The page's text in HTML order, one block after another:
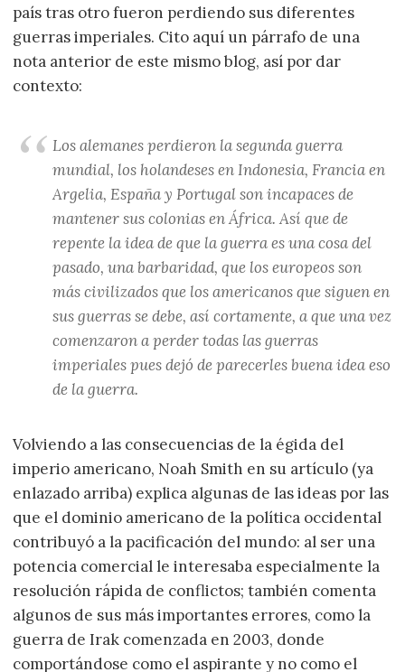
país tras otro fueron perdiendo sus diferentes
guerras imperiales. Cito aquí un párrafo de una
nota anterior de este mismo blog, así por dar
contexto:
Los alemanes perdieron la segunda guerra
mundial, los holandeses en Indonesia, Francia en
Argelia, España y Portugal son incapaces de
mantener sus colonias en África. Así que de
repente la idea de que la guerra es una cosa del
pasado, una barbaridad, que los europeos son
más civilizados que los americanos que siguen en
sus guerras se debe, así cortamente, a que una vez
comenzaron a perder todas las guerras
imperiales pues dejó de parecerles buena idea eso
de la guerra.
Volviendo a las consecuencias de la égida del
imperio americano, Noah Smith en su artículo (ya
enlazado arriba) explica algunas de las ideas por las
que el dominio americano de la política occidental
contribuyó a la pacificación del mundo: al ser una
potencia comercial le interesaba especialmente la
resolución rápida de conflictos; también comenta
algunos de sus más importantes errores, como la
guerra de Irak comenzada en 2003, donde
comportándose como el aspirante y no como el